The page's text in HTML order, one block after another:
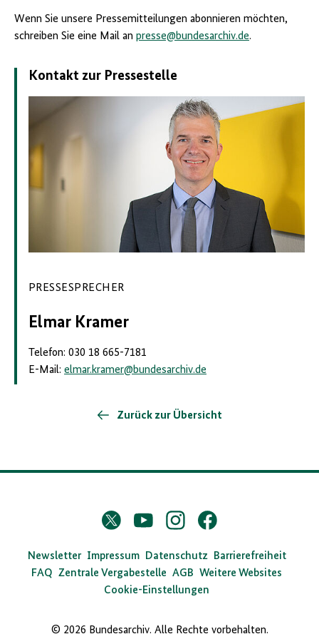
restauratorischen
Bearbeitung
Quelle:
Stiftung
der
Reichsvereinigung
mechanischen
mikrobiologischen
Schäden,
Papier
Durchlicht)
Klassik
Stiftung
Wenn Sie unsere Pressemitteilungen abonnieren möchten,
schreiben Sie eine Mail an presse@bundesarchiv.de​​​​​​​.
Kontakt zur Pressestelle
PRESSESPRECHER
Elmar Kramer
Telefon: 030 18 665-7181
E-Mail: elmar.kramer@bundesarchiv.de
Zurück zur Übersicht
D
s
B
Twitter
X
YouTubeInstagramFacebook
Newsletter Impressum Datenschutz
Barrierefreiheit
FAQ Zentrale Vergabestelle AGB Weitere Websites
Cookie-Einstellungen
© 2026 Bundesarchiv. Alle Rechte vorbehalten.